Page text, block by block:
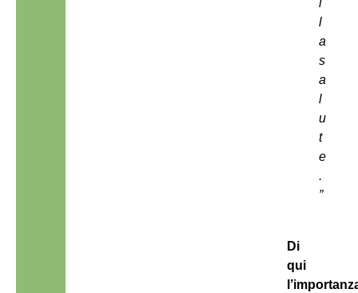
l
l
a
s
a
l
u
t
e
.
”
Di
qui